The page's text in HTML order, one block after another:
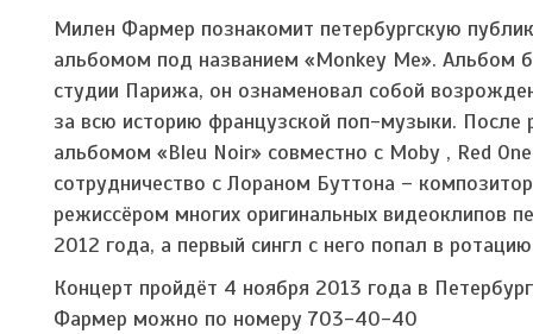
Милен Фармер познакомит петербургскую
альбомом под названием «Monkey Me». Альбом
студии Парижа, он ознаменовал собой
за всю историю французской поп-музыки.
альбомом «Bleu Noir» совместно с Moby , Red
сотрудничество с Лораном Буттона –
режиссёром многих оригинальных видеоклипов
2012 года, а первый сингл с него попал в
Концерт пройдёт 4 ноября 2013 года в
Фармер можно по номеру 703-40-40